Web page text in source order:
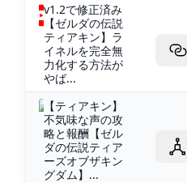
v1.2で修正済み
【ゼルダの伝説
ティアキン】ラ
イネルを完全無
力化する方法が
やば...
【ティアキン】
不気味な声の攻
略と報酬【ゼル
ダの伝説ティア
ーズオブザキン
グダム】...